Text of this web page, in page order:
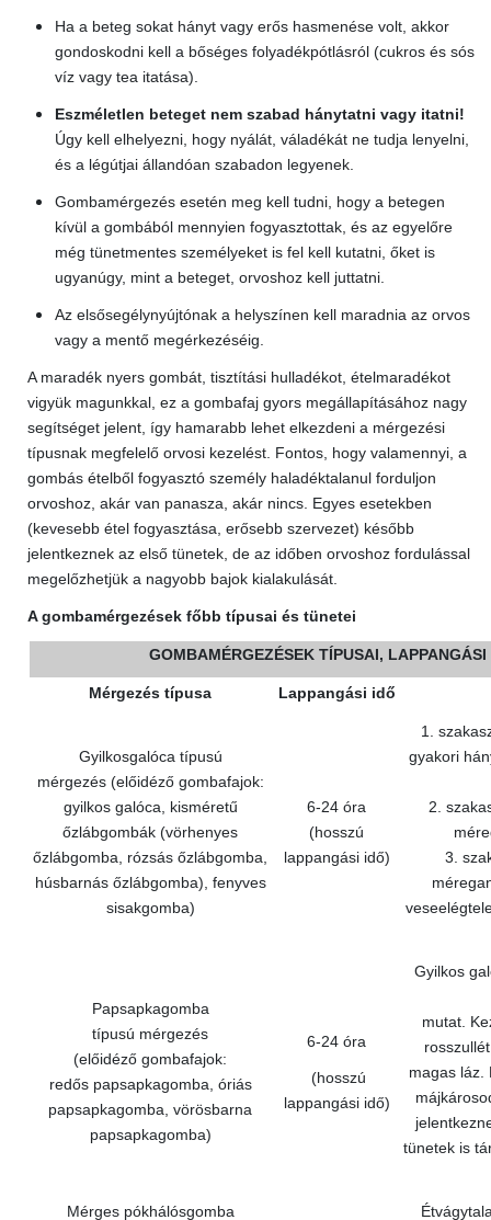
Ha a beteg sokat hányt vagy erős hasmenése volt, akkor
gondoskodni kell a bőséges folyadékpótlásról (cukros és sós
víz vagy tea itatása).
Eszméletlen beteget nem szabad hánytatni vagy itatni!
Úgy kell elhelyezni, hogy nyálát, váladékát ne tudja lenyelni,
és a légútjai állandóan szabadon legyenek.
Gombamérgezés esetén meg kell tudni, hogy a betegen
kívül a gombából mennyien fogyasztottak, és az egyelőre
még tünetmentes személyeket is fel kell kutatni, őket is
ugyanúgy, mint a beteget, orvoshoz kell juttatni.
Az elsősegélynyújtónak a helyszínen kell maradnia az orvos
vagy a mentő megérkezéséig.
A maradék nyers gombát, tisztítási hulladékot, ételmaradékot
vigyük magunkkal, ez a gombafaj gyors megállapításához nagy
segítséget jelent, így hamarabb lehet elkezdeni a mérgezési
típusnak megfelelő orvosi kezelést. Fontos, hogy valamennyi, a
gombás ételből fogyasztó személy haladéktalanul forduljon
orvoshoz, akár van panasza, akár nincs. Egyes esetekben
(kevesebb étel fogyasztása, erősebb szervezet) később
jelentkeznek az első tünetek, de az időben orvoshoz fordulással
megelőzhetjük a nagyobb bajok kialakulását.
A gombamérgezések főbb típusai és tünetei
GOMBAMÉRGEZÉSEK TÍPUSAI,
Mérgezés típusa Lappangási idő
Gyilkosgalóca típusú
mérgezés (előidéző gombafajok:
gyilkos galóca, kisméretű
őzlábgombák (vörhenyes
őzlábgomba, rózsás őzlábgomba,
húsbarnás őzlábgomba), fenyves
sisakgomba)
6-24 óra
(hosszú
lappangási idő)
1.
gyakori
2.
3.
Papsapkagomba
típusú mérgezés
(előidéző gombafajok:
redős papsapkagomba, óriás
papsapkagomba, vörösbarna
papsapkagomba)
6-24 óra
(hosszú
lappangási idő)
Gyilkos
mutat.
magas láz.
tünetek is
Mérges pókhálósgomba